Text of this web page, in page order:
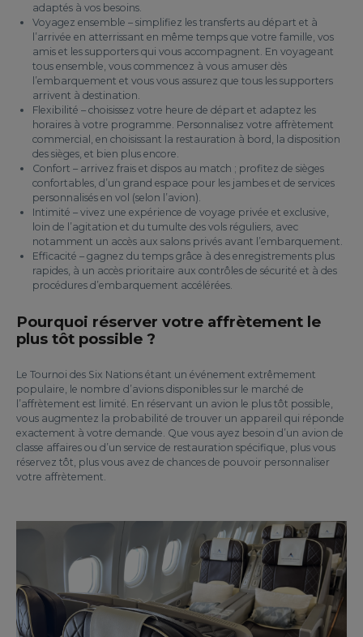
adaptés à vos besoins.
Voyagez ensemble – simplifiez les transferts au départ et à
l’arrivée en atterrissant en même temps que votre famille, vos
amis et les supporters qui vous accompagnent. En voyageant
tous ensemble, vous commencez à vous amuser dès
l’embarquement et vous vous assurez que tous les supporters
arrivent à destination.
Flexibilité – choisissez votre heure de départ et adaptez les
horaires à votre programme. Personnalisez votre affrètement
commercial, en choisissant la restauration à bord, la disposition
des sièges, et bien plus encore.
Confort – arrivez frais et dispos au match ; profitez de sièges
confortables, d’un grand espace pour les jambes et de services
personnalisés en vol (selon l’avion).
Intimité – vivez une expérience de voyage privée et exclusive,
loin de l’agitation et du tumulte des vols réguliers, avec
notamment un accès aux salons privés avant l’embarquement.
Efficacité – gagnez du temps grâce à des enregistrements plus
rapides, à un accès prioritaire aux contrôles de sécurité et à des
procédures d’embarquement accélérées.
Pourquoi réserver votre affrètement le
plus tôt possible ?
Le Tournoi des Six Nations étant un événement extrêmement
populaire, le nombre d’avions disponibles sur le marché de
l’affrètement est limité. En réservant un avion le plus tôt possible,
vous augmentez la probabilité de trouver un appareil qui réponde
exactement à votre demande. Que vous ayez besoin d’un avion de
classe affaires ou d’un service de restauration spécifique, plus vous
réservez tôt, plus vous avez de chances de pouvoir personnaliser
votre affrètement.